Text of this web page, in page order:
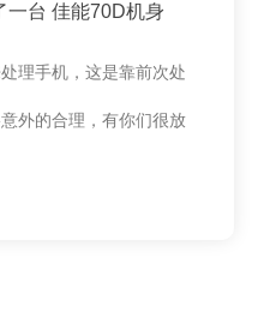
一台 佳能70D机身
理手机，这是靠前次处
外的合理，有你们很放